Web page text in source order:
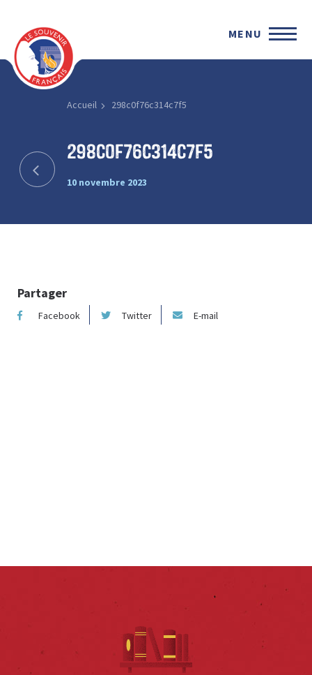
MENU
Accueil 298c0f76c314c7f5
298c0f76c314c7f5
10 novembre 2023
Partager
Facebook Twitter E-mail